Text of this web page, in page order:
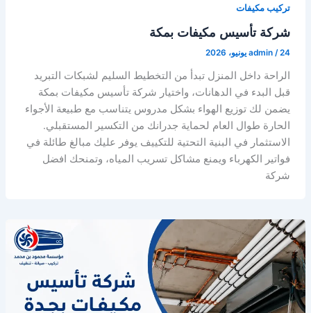
تركيب مكيفات
شركة تأسيس مكيفات بمكة
admin/24 يونيو، 2026
الراحة داخل المنزل تبدأ من التخطيط السليم لشبكات التبريد
قبل البدء في الدهانات، واختيار شركة تأسيس مكيفات بمكة
يضمن لك توزيع الهواء بشكل مدروس يتناسب مع طبيعة الأجواء
الحارة طوال العام لحماية جدرانك من التكسير المستقبلي.
الاستثمار في البنية التحتية للتكييف يوفر عليك مبالغ طائلة في
فواتير الكهرباء ويمنع مشاكل تسريب المياه، وتمنحك افضل
شركة